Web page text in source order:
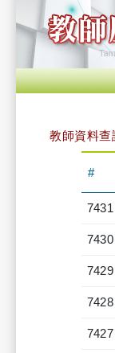
教師資料查
#
7431
7430
7429
7428
7427